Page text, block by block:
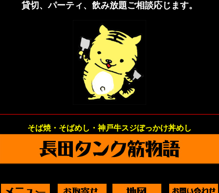
貸切、パーティ、飲み放題ご相談応じます。
そば焼・そばめし・神戸牛スジぼっかけ丼めし